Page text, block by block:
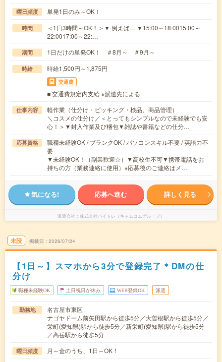
曜日頻度 単発1日のみ～OK！
時間
＜1日3時間～OK！＞▼ 例えば… ▼15:00～18:0015:00～
22:0017:00～22:…
期間 1日だけの単発OK！ ＃8月～ ＃9月～
時給 時給1,500円～1,875円
交通費
■ 交通費規定内支給 ※派遣先による
仕事内容
軽作業（仕分け・ピッキング・検品、商品管理）
＼コスメの仕分け／＜とってもシンプルなので未経験でも安
心！＞▼封入作業及び梱包▼雑誌や書籍などの仕分…
応募資格
職種未経験OK / ブランクOK / パソコンスキル不要 / 英語力不
要
▼未経験OK！（副業歓迎☆）▼高校生不可▼携帯電話をお
持ちの方（業務連絡に使用）※応募後のご連絡はメ…
気になる! 応募へ進む 詳しく見る
派遣会社 株式会社バイトレ（キャムコムグループ）
未読 掲載日 2026/07/24
【1日～】スマホから3分で登録完了＊DMの仕
分け
職種未経験OK 土日祝日が休み WEB登録OK 派遣
勤務地
名古屋市東区
ナゴヤドーム前矢田駅から徒歩5分／大曽根駅から徒歩5分／
栄町(愛知県)駅から徒歩5分／新栄町(愛知県)駅から徒歩5分
／高岳駅から徒歩5分
曜日頻度 月～金のうち、1日～OK！